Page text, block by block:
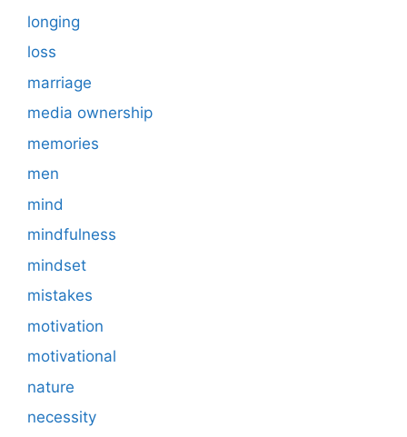
longing
loss
marriage
media ownership
memories
men
mind
mindfulness
mindset
mistakes
motivation
motivational
nature
necessity